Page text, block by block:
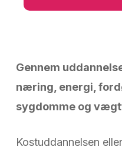
Gennem
næring, energi,
sygdomme og
Kostuddannelsen